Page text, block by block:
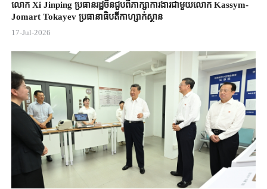
លោក Xi Jinping ប្រធានរដ្ឋចិន​ជួបពិភាក្សា​ការងារជាមួយ​លោក Kassym-
Jomart ​Tokayev ​ប្រធានាធិបតី​កាហ្សាក់ស្ថាន​
17-Jul-2026